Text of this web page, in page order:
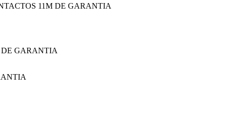
DE GARANTIA